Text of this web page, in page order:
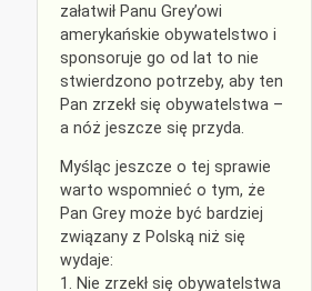
załatwił Panu Grey’owi
amerykańskie obywatelstwo i
sponsoruje go od lat to nie
stwierdzono potrzeby, aby ten
Pan zrzekł się obywatelstwa –
a nóż jeszcze się przyda.
Myśląc jeszcze o tej sprawie
warto wspomnieć o tym, że
Pan Grey może być bardziej
związany z Polską niż się
wydaje:
1. Nie zrzekł się obywatelstwa